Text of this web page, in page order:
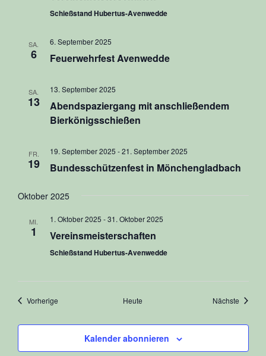
Schießstand Hubertus-Avenwedde
SA.
6
6. September 2025
Feuerwehrfest Avenwedde
SA.
13
13. September 2025
Abendspaziergang mit anschließendem
Bierkönigsschießen
FR.
19
19. September 2025 -21. September 2025
Bundesschützenfest in Mönchengladbach
Oktober 2025
MI.
1
1. Oktober 2025 -31. Oktober 2025
Vereinsmeisterschaften
Schießstand Hubertus-Avenwedde
VorherigeVeranstaltungen Heute Nächste
Kalender abonnieren